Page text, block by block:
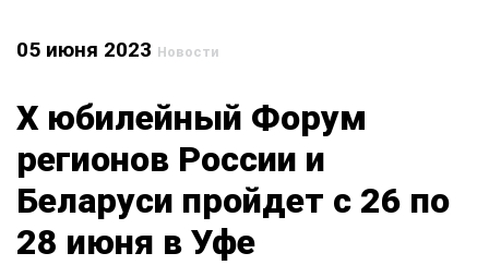
05 июня 2023 Новости
Х юбилейный Форум
регионов России и
Беларуси пройдет с 26 по
28 июня в Уфе